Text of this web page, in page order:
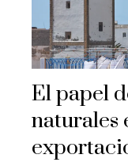
El papel
naturales